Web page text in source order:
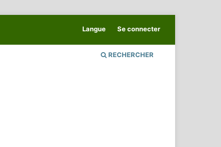
RECHERCHER
Langue Se connecter